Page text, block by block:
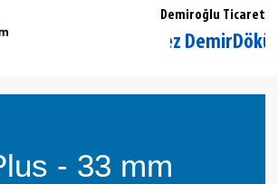
Demiroğlu Ticaret
Kütahya Merkez DemirDöküm
- 33 mm